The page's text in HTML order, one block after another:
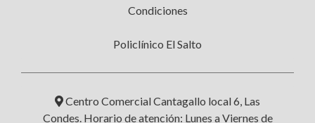
Condiciones
Policlínico El Salto
Centro Comercial Cantagallo local 6, Las
Condes. Horario de atención: Lunes a Viernes de